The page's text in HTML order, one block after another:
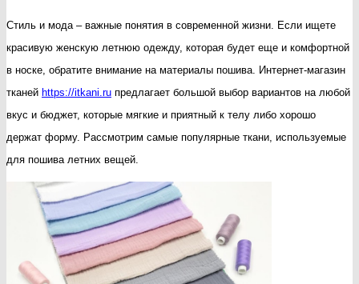
Стиль и мода – важные понятия в современной жизни. Если ищете
красивую женскую летнюю одежду, которая будет еще и комфортной
в носке, обратите внимание на материалы пошива. Интернет-магазин
тканей https://itkani.ru предлагает большой выбор вариантов на любой
вкус и бюджет, которые мягкие и приятный к телу либо хорошо
держат форму. Рассмотрим самые популярные ткани, используемые
для пошива летних вещей.